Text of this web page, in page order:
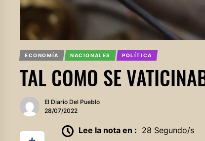
ECONOMÍA NACIONALES POLÍTICA
TAL COMO SE
El Diario Del Pueblo
28/07/2022
Lee la nota en : 28 Segundo/s